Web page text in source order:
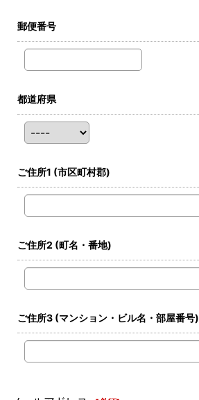
郵便番号
都道府県
ご住所1 (市区町村郡)
ご住所2 (町名・番地)
ご住所3 (マンション・ビル名・部屋番号)